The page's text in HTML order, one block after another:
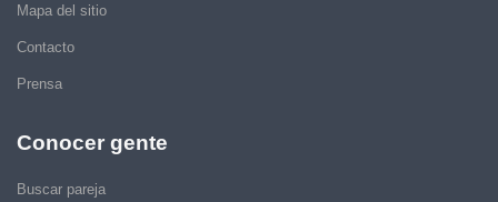
Mapa del sitio
Contacto
Prensa
Conocer gente
Buscar pareja